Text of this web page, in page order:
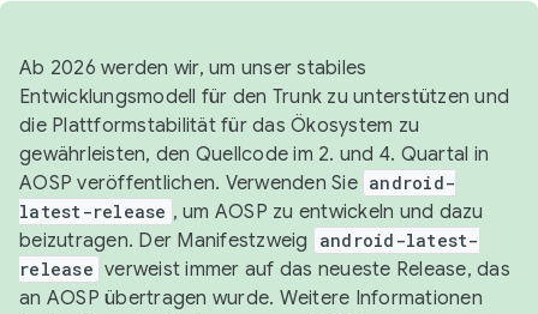
Ab 2026 werden wir, um unser stabiles
Entwicklungsmodell für den Trunk zu unterstützen und
die Plattformstabilität für das Ökosystem zu
gewährleisten, den Quellcode im 2. und 4. Quartal in
AOSP veröffentlichen. Verwenden Sie android-
latest-release , um AOSP zu entwickeln und dazu
beizutragen. Der Manifestzweig
android-latest-
release verweist immer auf das neueste Release, das
an AOSP übertragen wurde. Weitere Informationen